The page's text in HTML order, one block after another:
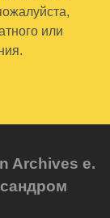
или
Archives e.